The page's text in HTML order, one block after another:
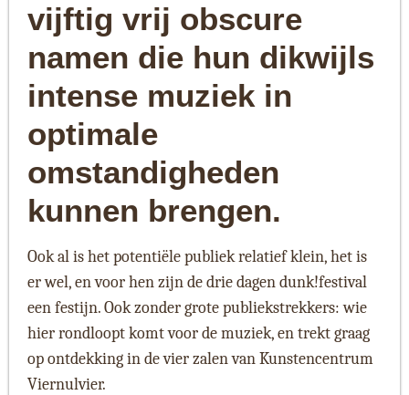
vijftig vrij obscure
namen die hun dikwijls
intense muziek in
optimale
omstandigheden
kunnen brengen.
Ook al is het potentiële publiek relatief klein, het is
er wel, en voor hen zijn de drie dagen dunk!festival
een festijn. Ook zonder grote publiekstrekkers: wie
hier rondloopt komt voor de muziek, en trekt graag
op ontdekking in de vier zalen van Kunstencentrum
Viernulvier.